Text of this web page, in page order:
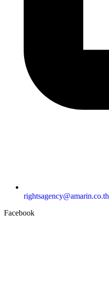
rightsagency@amarin.co.th
Facebook